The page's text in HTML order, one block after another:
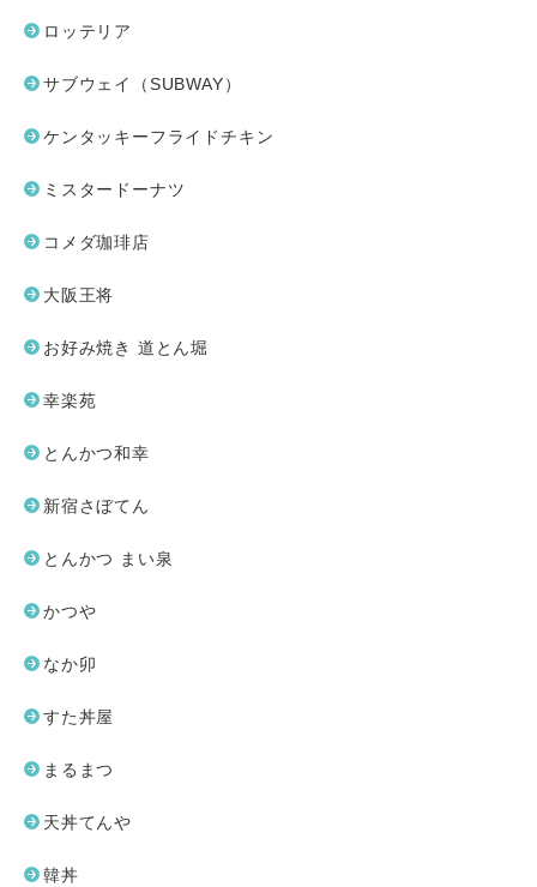
ロッテリア
サブウェイ（SUBWAY）
ケンタッキーフライドチキン
ミスタードーナツ
コメダ珈琲店
大阪王将
お好み焼き 道とん堀
幸楽苑
とんかつ和幸
新宿さぼてん
とんかつ まい泉
かつや
なか卯
すた丼屋
まるまつ
天丼てんや
韓丼